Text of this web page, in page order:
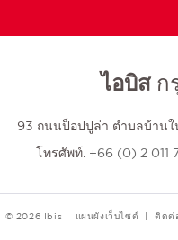
ไอบิสก
93 ถนนป็อปปูล่า ตำบลบ้านใ
โทรศัพท์. +66 (0) 2 011
© 2026 Ibis | แผนผังเว็บไซต์ |ติดต่